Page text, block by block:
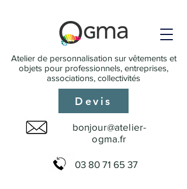
Atelier de personnalisation sur vêtements et
objets pour professionnels, entreprises,
associations, collectivités
bonjour@atelier-
ogma.fr
03 80 71 65 37
Devis